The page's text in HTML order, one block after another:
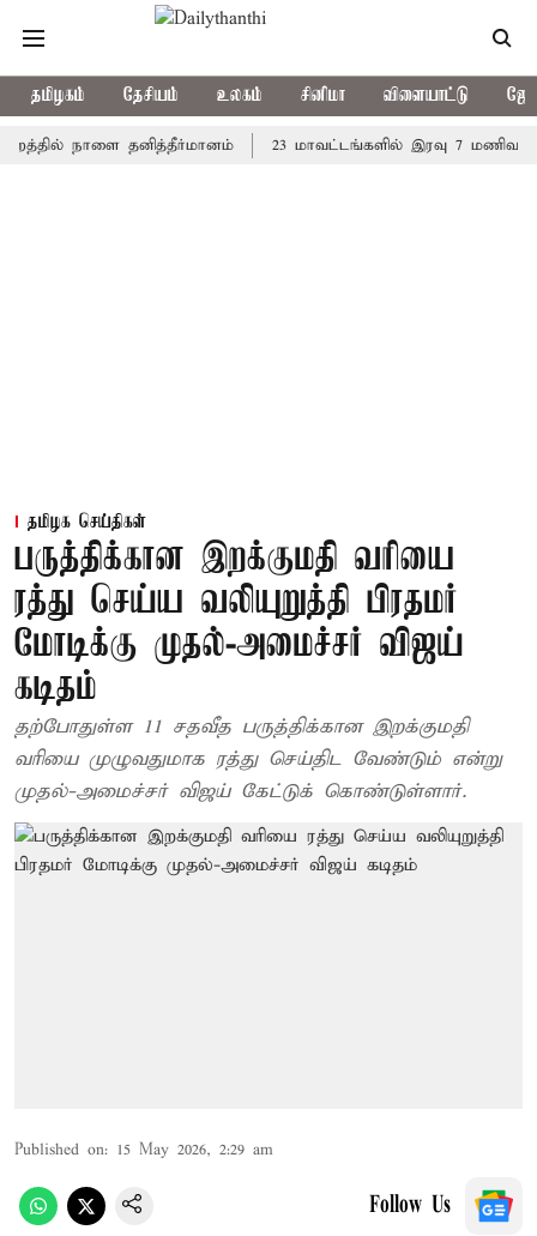
தமிழகம் தேசியம் உலகம் சினிமா விளையாட்டு
நாளை தனித்தீர்மானம் 23 மாவட்டங்களில் இரவு 7 மணிவரை மழை
தமிழக செய்திகள்
பருத்திக்கான இறக்குமதி வரியை
ரத்து செய்ய வலியுறுத்தி பிரதமர்
மோடிக்கு முதல்-அமைச்சர் விஜய்
கடிதம்
தற்போதுள்ள 11 சதவீத பருத்திக்கான இறக்குமதி
வரியை முழுவதுமாக ரத்து செய்திட வேண்டும் என்று
முதல்-அமைச்சர் விஜய் கேட்டுக் கொண்டுள்ளார்.
Published on: 15 May 2026, 2:29 am
Follow Us